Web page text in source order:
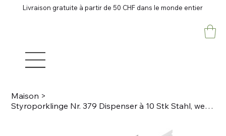
Livraison gratuite à partir de 50 CHF dans le monde entier
Maison >
Styroporklinge Nr. 379 Dispenser à 10 Stk Stahl, wellenschliff